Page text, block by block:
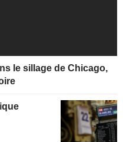
le sillage de Chicago,